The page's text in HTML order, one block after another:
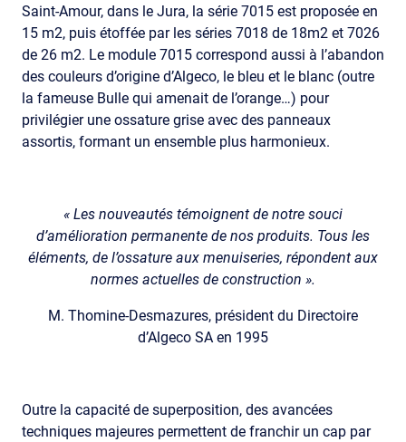
Saint-Amour, dans le Jura, la série 7015 est proposée en
15 m2, puis étoffée par les séries 7018 de 18m2 et 7026
de 26 m2. Le module 7015 correspond aussi à l’abandon
des couleurs d’origine d’Algeco, le bleu et le blanc (outre
la fameuse Bulle qui amenait de l’orange…) pour
privilégier une ossature grise avec des panneaux
assortis, formant un ensemble plus harmonieux.
« Les nouveautés témoignent de notre souci
d’amélioration permanente de nos produits. Tous les
éléments, de l’ossature aux menuiseries, répondent aux
normes actuelles de construction ».
M. Thomine-Desmazures, président du Directoire
d’Algeco SA en 1995
Outre la capacité de superposition, des avancées
techniques majeures permettent de franchir un cap par